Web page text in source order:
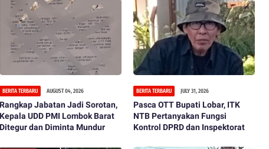
BERITA TERBARU AUGUST 04, 2026
Rangkap Jabatan Jadi Sorotan,
Kepala UDD PMI Lombok Barat
Ditegur dan Diminta Mundur
BERITA TERBARU JULY 31, 2026
Pasca OTT Bupati Lobar, ITK
NTB Pertanyakan Fungsi
Kontrol DPRD dan Inspektorat